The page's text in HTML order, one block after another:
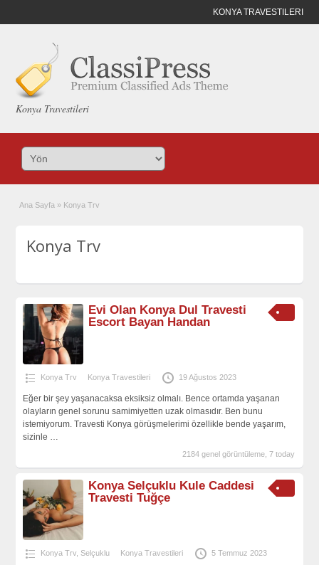
KONYA TRAVESTILERI
Konya Travestileri
Ana Sayfa » Konya Trv
Konya Trv
Evi Olan Konya Dul Travesti
Escort Bayan Handan
Konya Trv Konya Travestileri 19 Ağustos 2023
Eğer bir şey yaşanacaksa eksiksiz olmalı. Bence ortamda yaşanan
olayların genel sorunu samimiyetten uzak olmasıdır. Ben bunu
istemiyorum. Travesti Konya görüşmelerimi özellikle bende yaşarım,
sizinle …
2184 genel görüntüleme, 7 today
Konya Selçuklu Kule Caddesi
Travesti Tuğçe
Konya Trv, Selçuklu Konya Travestileri 5 Temmuz 2023